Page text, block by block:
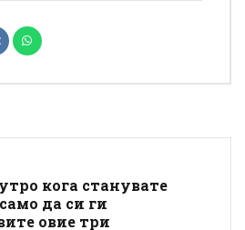
кога станувате
да си ги
овие три